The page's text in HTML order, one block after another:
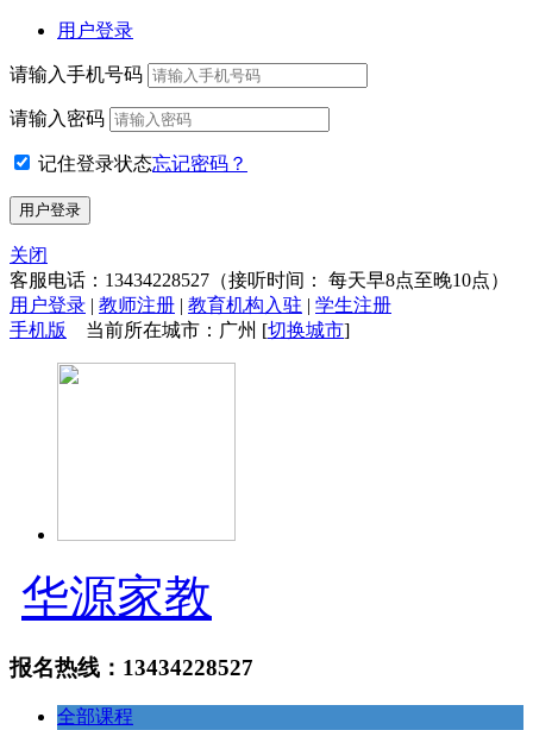
用户登录
请输入手机号码
请输入密码
记住登录状态忘记密码？
关闭
客服电话： 13434228527 （接听时间： 每天早8点至晚10点）
用户登录 | 教师注册 | 教育机构入驻 | 学生注册
手机版
当前所在城市：广州 [切换城市]
华源家教
报名热线：13434228527
全部课程